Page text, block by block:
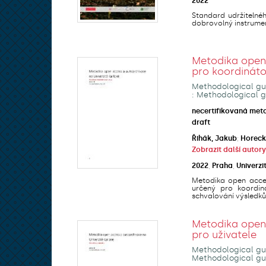
Standard
dobrovolný
Metodika
pro
Methodological
: Methodological
necertifikovaná
draft
Řihák, Jakub;
Zobrazit další autory
2022, Praha
Metodika open
určený pro
schvalování
Metodika
pro uživatele
Methodological
Methodological